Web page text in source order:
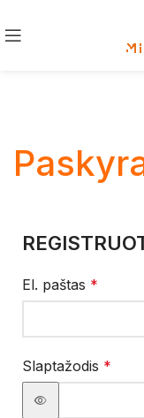
El. paštas *
Slaptažodis *